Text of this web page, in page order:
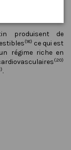
produisent de
(18) ce qui est
régime riche en
(20)
.